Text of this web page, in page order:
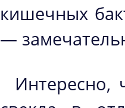
кишечных
—
Интересно,